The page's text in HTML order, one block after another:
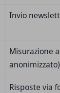
Invio
Misurazione
anonimizzato)
Risposte via